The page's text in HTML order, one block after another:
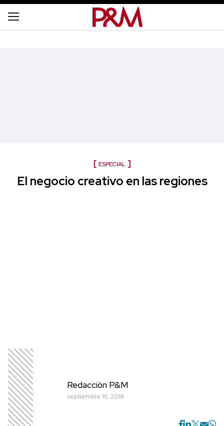
ESPECIAL
El negocio creativo en las regiones
Redacción P&M
septiembre 15, 2018